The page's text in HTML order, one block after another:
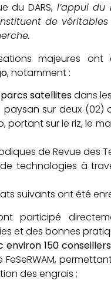
du DARS, l’appui du
de
majeures
, notamment :
satellitesdans
sur deux (02)
portant sur le riz, le
de Revue des
technologies à
suivants ont été
participé
et des bonnes
150
des engrais ;